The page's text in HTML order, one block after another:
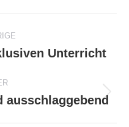
Unterricht